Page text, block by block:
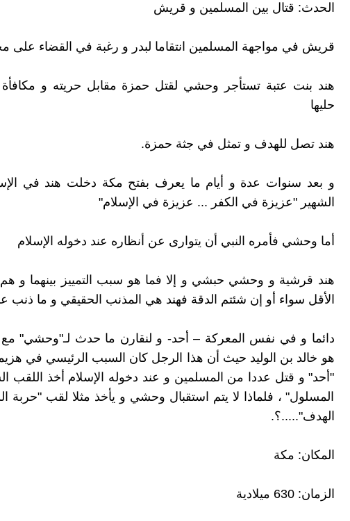
الحدث: قتال بين المسلمين و قريش
قريش في مواجهة المسلمين انتقاما لبدر و رغبة في القضاء على
هند بنت عتبة تستأجر وحشي لقتل حمزة مقابل حريته و مكافأة
حليها
هند تصل للهدف و تمثل في جثة حمزة.
و بعد سنوات عدة و أيام ما يعرف بفتح مكة دخلت هند في
الشهير "عزيزة في الكفر ... عزيزة في الإسلام"
أما وحشي فأمره النبي أن يتوارى عن أنظاره عند دخوله الإسلام
هند قرشية و وحشي حبشي و إلا فما هو سبب التمييز بينهما و
الأقل سواء أو إن شئتم الدقة فهند هي المذنب الحقيقي و ما ذنب
دائما و في نفس المعركة – أحد- و لنقارن ما حدث لـ"وحشي"
هو خالد بن الوليد حيث أن هذا الرجل كان السبب الرئيسي في
"أحد" و قتل عددا من المسلمين و عند دخوله الإسلام أخذ اللقب
المسلول" ، فلماذا لا يتم استقبال وحشي و يأخذ مثلا لقب "حربة
الهدف".....؟.
المكان: مكة
الزمان: 630 ميلادية